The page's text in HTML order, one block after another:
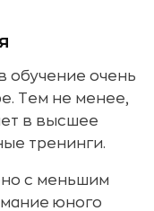
обучение очень
Тем не менее,
в высшее
тренинги.
с меньшим
юного